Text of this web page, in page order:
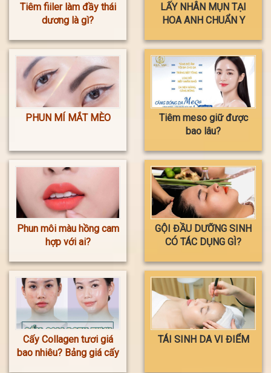
Tiêm fiiler làm đầy thái
dương là gì?
LẤY NHÂN MỤN TẠI
HOA ANH CHUẨN Y
PHUN MÍ MẮT MÈO
Tiêm meso giữ được
bao lâu?
Phun môi màu hồng cam
hợp với ai?
GỘI ĐẦU DƯỠNG SINH
CÓ TÁC DỤNG GÌ?
Cấy Collagen tươi giá
bao nhiêu? Bảng giá cấy
TÁI SINH DA VI ĐIỂM